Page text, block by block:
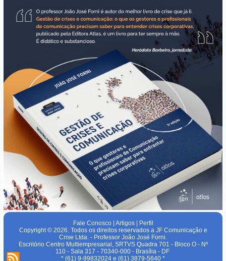
Fale Conosco| Artigos|
Perfil
Copyright © 2026. Todos os direitos reservados a JF Comunicação e
Crise Ltda. - Professor João José Forni.
Escritório Centro Multiempresarial, SRTVS Quadra 701 - Bloco O - Nº
110 - Sala 317 - 70340-000 - Brasília - DF
* (61) 9-99832024 e (61) 3879-5640 *